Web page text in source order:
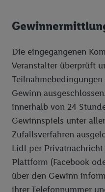
Die eingegangenen
Veranstalter überprüft
Gewinn
innerhalb von 24
Gewinnspiels unter
Zufallsverfahren
Lidl per
Plattform (Facebook
über den Gewinn
ihrer Telefonnummer